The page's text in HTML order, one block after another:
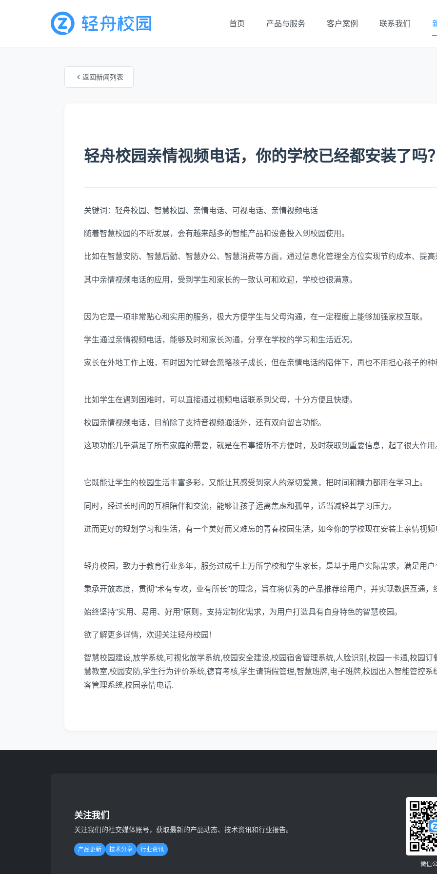
首页 产品与服务 客户案例 联系我们
返回新闻列表
轻舟校园亲情视频电话，你的学校已经都安装了吗？
关键词：轻舟校园、智慧校园、亲情电话、可视电话、亲情视频电话
随着智慧校园的不断发展，会有越来越多的智能产品和设备投入到校园使用。
比如在智慧安防、智慧后勤、智慧办公、智慧消费等方面，通过信息化管理全方位实现节约成本、提高
其中亲情视频电话的应用，受到学生和家长的一致认可和欢迎，学校也很满意。
因为它是一项非常贴心和实用的服务，极大方便学生与父母沟通，在一定程度上能够加强家校互联。
学生通过亲情视频电话，能够及时和家长沟通，分享在学校的学习和生活近况。
家长在外地工作上班，有时因为忙碌会忽略孩子成长，但在亲情电话的陪伴下，再也不用担心孩子的种
比如学生在遇到困难时，可以直接通过视频电话联系到父母，十分方便且快捷。
校园亲情视频电话，目前除了支持音视频通话外，还有双向留言功能。
这项功能几乎满足了所有家庭的需要，就是在有事接听不方便时，及时获取到重要信息，起了很大作用
它既能让学生的校园生活丰富多彩，又能让其感受到家人的深切爱意，把时间和精力都用在学习上。
同时，经过长时间的互相陪伴和交流，能够让孩子远离焦虑和孤单，适当减轻其学习压力。
进而更好的规划学习和生活，有一个美好而又难忘的青春校园生活，如今你的学校现在安装上亲情视频
轻舟校园，致力于教育行业多年，服务过成千上万所学校和学生家长，是基于用户实际需求，满足用户
秉承开放态度，贯彻“术有专攻，业有所长”的理念，旨在将优秀的产品推荐给用户，并实现数据互通，
始终坚持“实用、易用、好用”原则，支持定制化需求，为用户打造具有自身特色的智慧校园。
欲了解更多详情，欢迎关注轻舟校园！
智慧校园建设,放学系统,可视化放学系统,校园安全建设,校园宿舍管理系统,人脸识别,校园一卡通,校园
慧教室,校园安防,学生行为评价系统,德育考核,学生请销假管理,智慧班牌,电子班牌,校园出入智能管控
客管理系统,校园亲情电话.
关注我们
关注我们的社交媒体账号，获取最新的产品动态、技术资讯和行业报告。
产品更新 技术分享 行业资讯
微信